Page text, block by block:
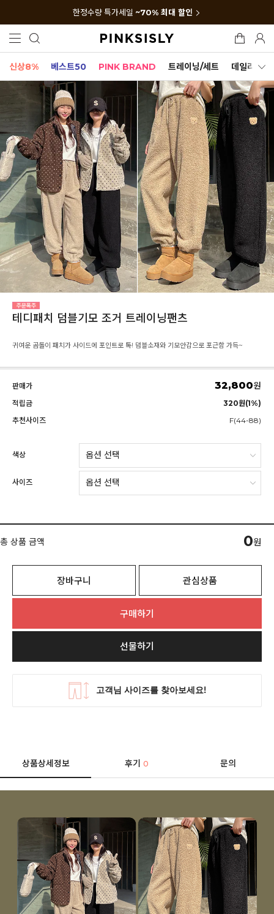
한정수량 특가세일 ~70% 최대 할인
신상8% 베스트50 PINK BRAND 트레이닝/세트 데일리세트
테디패치 덤블기모 조거 트레이닝팬츠
귀여운 곰돌이 패치가 사이드에 포인트로 톡! 덤블소재와 기모안감으로 포근함 가득~
판매가 32,800원
적립금
320원(1%)
추천사이즈
F(44-88)
색상
사이즈
총 상품 금액 0원
장바구니 관심상품
구매하기
선물하기
상품상세정보 후기0 문의